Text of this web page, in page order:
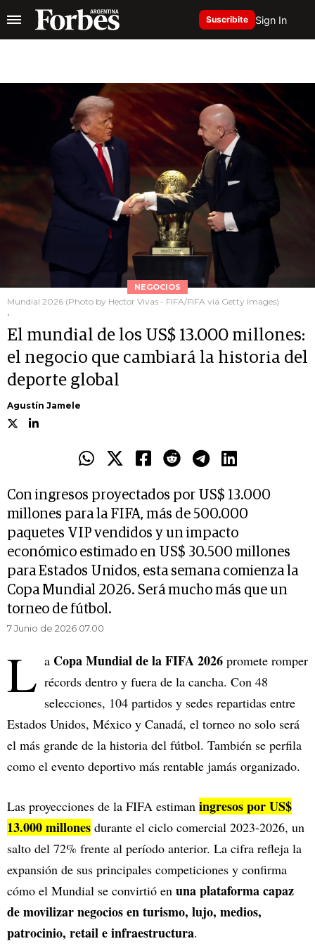
Suscribite Sign In
NEGOCIOS
Mundial 2026 (Photo by Hector Vivas - FIFA/FIFA via Getty Images)
.
El mundial de los US$ 13.000 millones:
el negocio que cambiará la historia del
deporte global
Agustín Jamele
Con ingresos proyectados por US$ 13.000
millones para la FIFA, más de 500.000
paquetes VIP vendidos y un impacto
económico estimado en US$ 30.500 millones
para Estados Unidos, esta semana comienza la
Copa Mundial 2026. Será mucho más que un
torneo de fútbol.
7 Junio de 2026 07.00
L a Copa Mundial de la FIFA 2026 promete romper
récords dentro y fuera de la cancha. Con 48
selecciones, 104 partidos y sedes repartidas entre
Estados Unidos, México y Canadá, el torneo no solo será
el más grande de la historia del fútbol. También se perfila
como el evento deportivo más rentable jamás organizado.
Las proyecciones de la FIFA estiman ingresos por US$
13.000 millones durante el ciclo comercial 2023-2026, un
salto del 72% frente al período anterior. La cifra refleja la
expansión de sus principales competiciones y confirma
cómo el Mundial se convirtió en una plataforma capaz
de movilizar negocios en turismo, lujo, medios,
patrocinio, retail e infraestructura.